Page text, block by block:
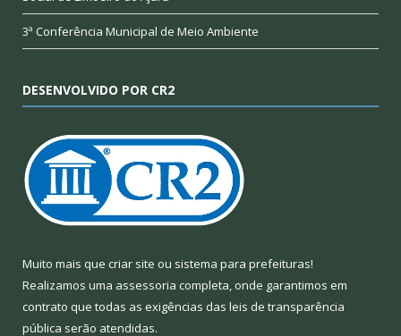
3ª Conferência Municipal de Meio Ambiente
DESENVOLVIDO POR CR2
Muito mais que criar site ou sistema para prefeituras!
Realizamos uma assessoria completa, onde garantimos em
contrato que todas as exigências das leis de transparência
pública serão atendidas.